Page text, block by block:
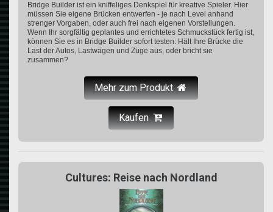
Bridge Builder ist ein kniffeliges Denkspiel für kreative Spieler. Hier
müssen Sie eigene Brücken entwerfen - je nach Level anhand
strenger Vorgaben, oder auch frei nach eigenen Vorstellungen.
Wenn Ihr sorgfältig geplantes und errichtetes Schmuckstück fertig ist,
können Sie es in Bridge Builder sofort testen: Hält Ihre Brücke die
Last der Autos, Lastwägen und Züge aus, oder bricht sie
zusammen?
Mehr zum Produkt
Kaufen
Cultures: Reise nach Nordland